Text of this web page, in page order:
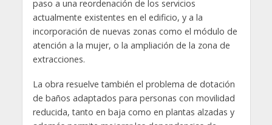
paso a una reordenación de los servicios
actualmente existentes en el edificio, y a la
incorporación de nuevas zonas como el módulo de
atención a la mujer, o la ampliación de la zona de
extracciones.
La obra resuelve también el problema de dotación
de baños adaptados para personas con movilidad
reducida, tanto en baja como en plantas alzadas y